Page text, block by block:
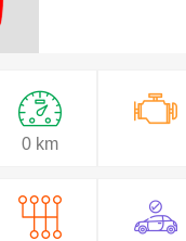
0 km